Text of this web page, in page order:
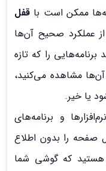
ممکن است با قفل
عملکرد صحیح آن‌ها
را که تازه
مشاهده می‌کنید،
یا خیر.
و برنامه‌های
صفحه را بدون اطلاع
هستید که گوشی شما